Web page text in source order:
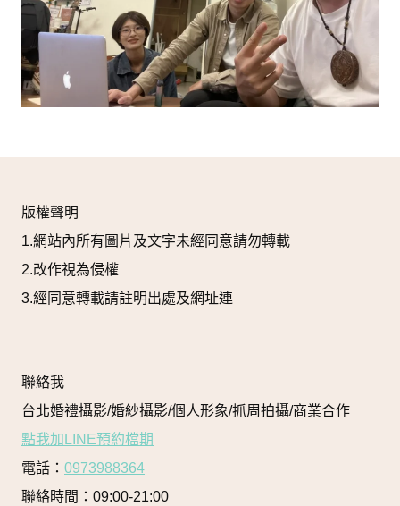
版權聲明
1.網站內所有圖片及文字未經同意請勿轉載
2.改作視為侵權
3.經同意轉載請註明出處及網址連
聯絡我
台北婚禮攝影/婚紗攝影/個人形象/抓周拍攝/商業合作
點我加LINE預約檔期
電話： 0973988364
聯絡時間：09:00-21:00